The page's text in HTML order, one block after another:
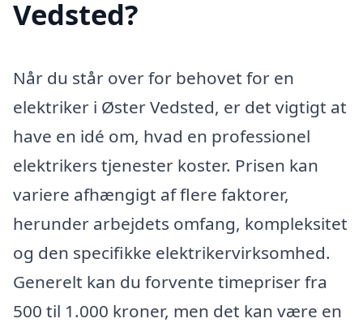
Vedsted?
Når du står over for behovet for en
elektriker i Øster Vedsted, er det vigtigt at
have en idé om, hvad en professionel
elektrikers tjenester koster. Prisen kan
variere afhængigt af flere faktorer,
herunder arbejdets omfang, kompleksitet
og den specifikke elektrikervirksomhed.
Generelt kan du forvente timepriser fra
500 til 1.000 kroner, men det kan være en